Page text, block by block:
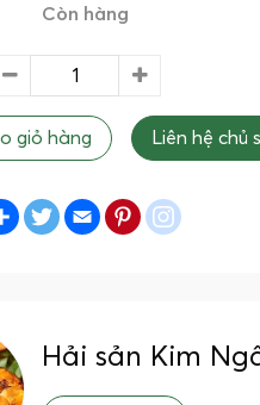
Còn hàng
giỏ hàng Liên hệ chủ
Share TwitterEmail Pinterest
Hải sản Kim